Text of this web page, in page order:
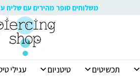
משלוחים סופר מהירים עם שליח עד
תכשיטים טיטניום עגילי